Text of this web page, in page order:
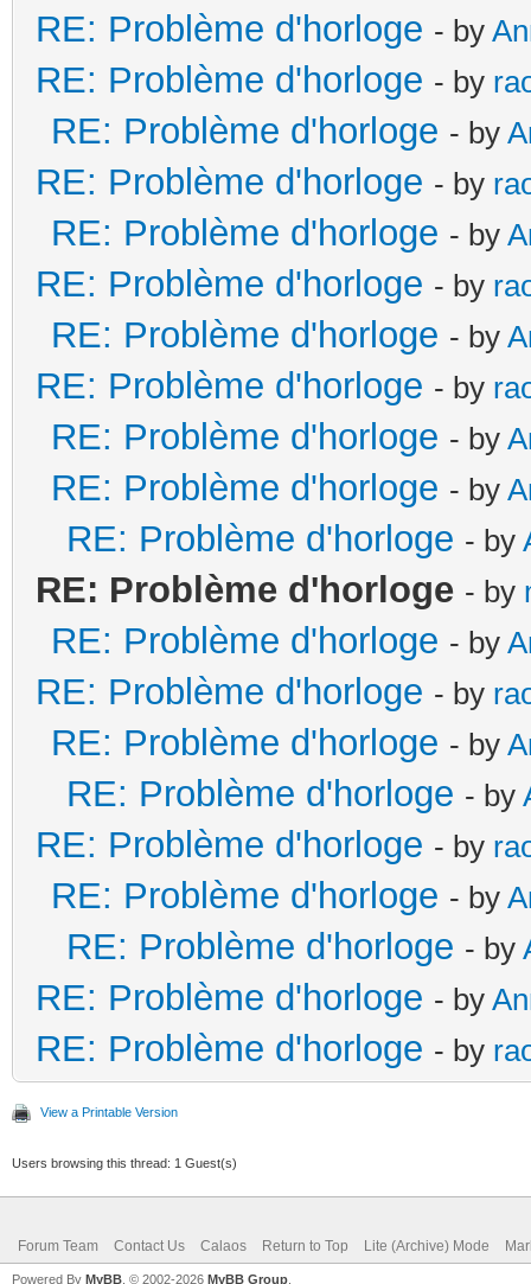
RE: Problème d'horloge - by
RE: Problème d'horloge - by
RE: Problème d'horloge - by
RE: Problème d'horloge - by
RE: Problème d'horloge - by
RE: Problème d'horloge - by
RE: Problème d'horloge - by
RE: Problème d'horloge - by
RE: Problème d'horloge - by
RE: Problème d'horloge - by
RE: Problème d'horloge - by
RE: Problème d'horloge - by
RE: Problème d'horloge - by
RE: Problème d'horloge - by
RE: Problème d'horloge - by
RE: Problème d'horloge - by
RE: Problème d'horloge - by
RE: Problème d'horloge - by
RE: Problème d'horloge - by
RE: Problème d'horloge - by
RE: Problème d'horloge - by
View a Printable Version
Users browsing this thread: 1 Guest(s)
Forum Team Contact Us Calaos Return to Top Lite (Archive) Mode
Powered By MyBB , © 2002-2026 MyBB Group